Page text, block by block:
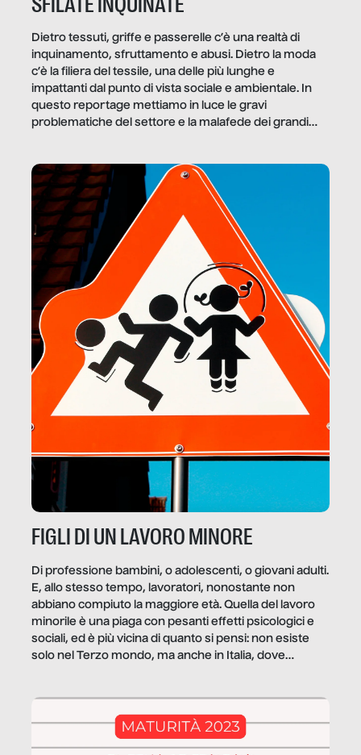
Dietro tessuti, griffe e passerelle c’è una realtà di
inquinamento, sfruttamento e abusi. Dietro la moda
c’è la filiera del tessile, una delle più lunghe e
impattanti dal punto di vista sociale e ambientale. In
questo reportage mettiamo in luce le gravi
problematiche del settore e la malafede dei grandi
FIGLI DI UN LAVORO MINORE
Di professione bambini, o adolescenti, o giovani adulti.
E, allo stesso tempo, lavoratori, nonostante non
abbiano compiuto la maggiore età. Quella del lavoro
minorile è una piaga con pesanti effetti psicologici e
sociali, ed è più vicina di quanto si pensi: non esiste
solo nel Terzo mondo, ma anche in Italia, dove